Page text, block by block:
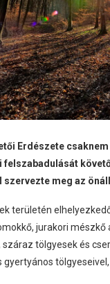
Erdészete
szervezte meg az
területén
jurakori
tölgyesek és